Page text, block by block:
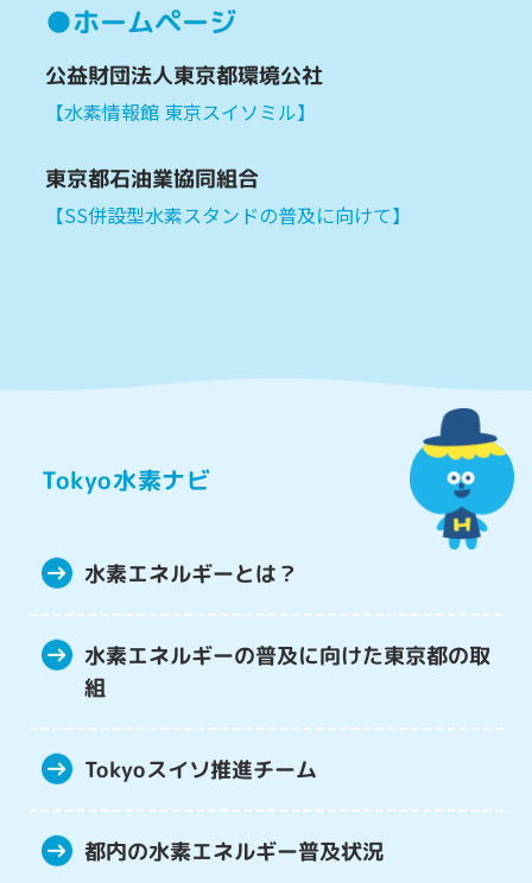
●ホームページ
公益財団法人東京都環境公社
【水素情報館 東京スイソミル】
東京都石油業協同組合
【SS併設型水素スタンドの普及に向けて】
Tokyo水素ナビ
水素エネルギーとは？
水素エネルギーの普及に向けた東京都の取
組
Tokyoスイソ推進チーム
都内の水素エネルギー普及状況